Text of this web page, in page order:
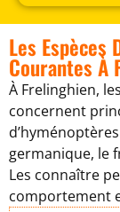
Les Espèces
Courantes À
À Frelinghien,
concernent
germanique, le
Les connaître
comportement